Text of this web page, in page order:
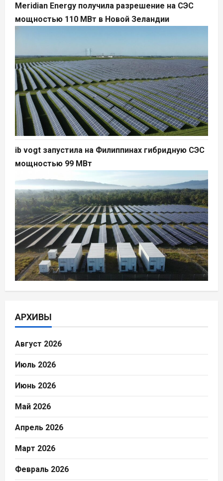
Meridian Energy получила разрешение на СЭС
мощностью 110 МВт в Новой Зеландии
ib vogt запустила на Филиппинах гибридную СЭС
мощностью 99 МВт
АРХИВЫ
Август 2026
Июль 2026
Июнь 2026
Май 2026
Апрель 2026
Март 2026
Февраль 2026